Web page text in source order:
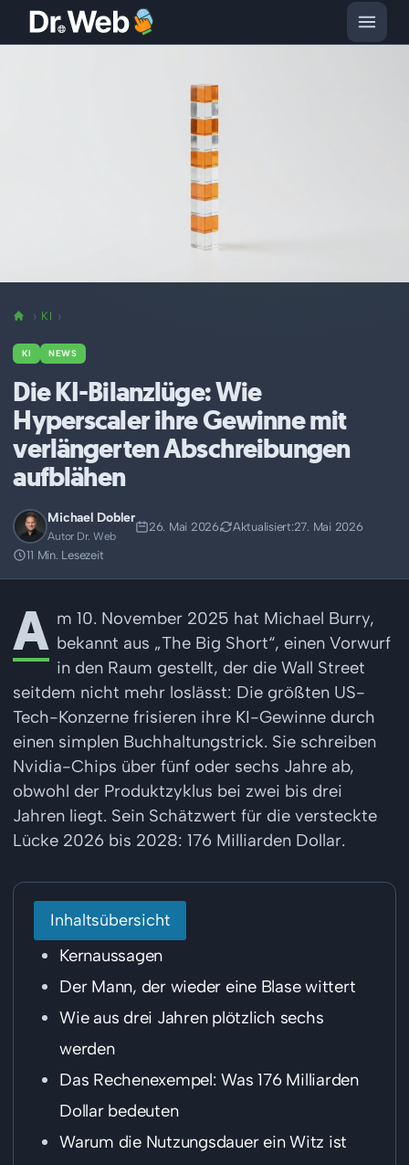
KI
KI NEWS
Die KI-Bilanzlüge: Wie
Hyperscaler ihre Gewinne mit
verlängerten Abschreibungen
aufblähen
Michael Dobler
Autor Dr. Web
26. Mai 2026 Aktualisiert:27. Mai 2026
11 Min. Lesezeit
A m 10. November 2025 hat Michael Burry,
bekannt aus „The Big Short“, einen Vorwurf
in den Raum gestellt, der die Wall Street
seitdem nicht mehr loslässt: Die größten US-
Tech-Konzerne frisieren ihre KI-Gewinne durch
einen simplen Buchhaltungstrick. Sie schreiben
Nvidia-Chips über fünf oder sechs Jahre ab,
obwohl der Produktzyklus bei zwei bis drei
Jahren liegt. Sein Schätzwert für die versteckte
Lücke 2026 bis 2028: 176 Milliarden Dollar.
Inhaltsübersicht
Kernaussagen
Der Mann, der wieder eine Blase wittert
Wie aus drei Jahren plötzlich sechs
werden
Das Rechenexempel: Was 176 Milliarden
Dollar bedeuten
Warum die Nutzungsdauer ein Witz ist